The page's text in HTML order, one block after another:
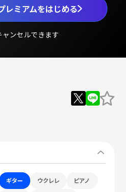
レミアムをはじめる
ャンセルできます
ギター ウクレレ ピアノ